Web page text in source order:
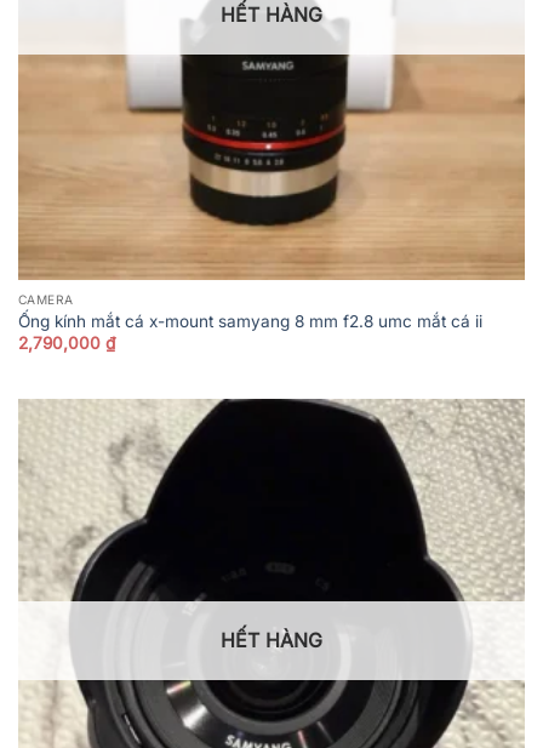
HẾT HÀNG
CAMERA
Ống kính mắt cá x-mount samyang 8 mm f2.8 umc mắt cá ii
2,790,000 ₫
HẾT HÀNG